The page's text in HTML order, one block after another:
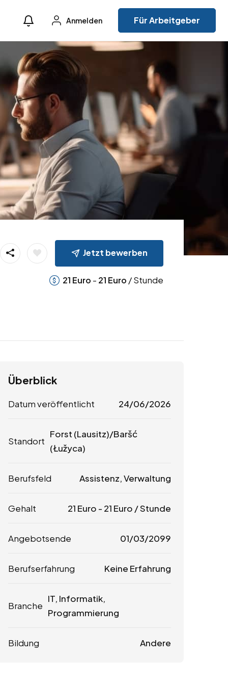
Anmelden Für Arbeitgeber
Jetzt bewerben
21 Euro - 21 Euro / Stunde
Überblick
Datum veröffentlicht 24/06/2026
Standort
Forst (Lausitz)/Baršć
(Łužyca)
Berufsfeld Assistenz, Verwaltung
Gehalt 21 Euro - 21 Euro / Stunde
Angebotsende 01/03/2099
Berufserfahrung Keine Erfahrung
Branche
IT, Informatik,
Programmierung
Bildung Andere